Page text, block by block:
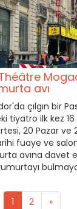
avı
çılgın bir
tiyatro ilk kez 16
20 Pazar ve
fuaye ve
avına davet
bulmaya
1 2 »